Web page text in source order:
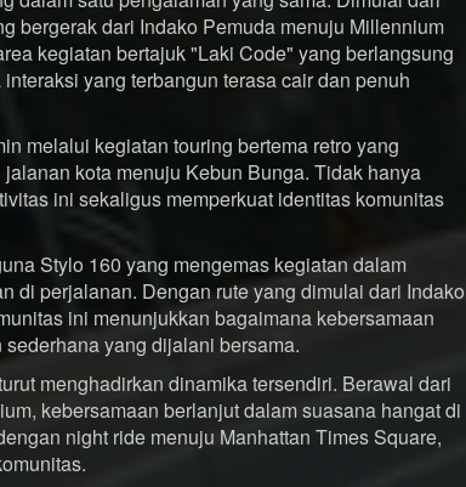
bergerak dari Indako Pemuda menuju Millennium
kegiatan bertajuk "Laki Code" yang berlangsung
yang terbangun terasa cair dan penuh
melalui kegiatan touring bertema retro yang
kota menuju Kebun Bunga. Tidak hanya
ini sekaligus memperkuat identitas komunitas
Stylo 160 yang mengemas kegiatan dalam
di perjalanan. Dengan rute yang dimulai dari Indako
ini menunjukkan bagaimana kebersamaan
yang dijalani bersama.
menghadirkan dinamika tersendiri. Berawal dari
kebersamaan berlanjut dalam suasana hangat di
night ride menuju Manhattan Times Square,